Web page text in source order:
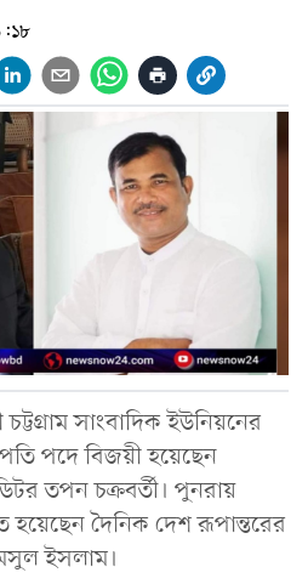
চট্টগ্রাম সাংবাদিক ইউনিয়নের
পদে বিজয়ী হয়েছেন
তপন চক্রবর্তী। পুনরায়
হয়েছেন দৈনিক দেশ রূপান্তরের
ইসলাম।